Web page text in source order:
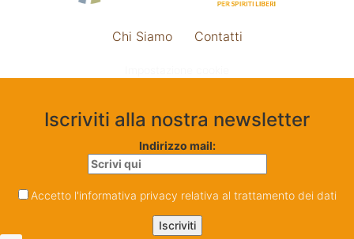
Chi Siamo Contatti
Iscriviti alla nostra newsletter
Indirizzo mail:
Accetto l'informativa privacy relativa al trattamento dei dati